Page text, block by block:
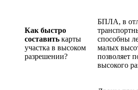
Как быстро
составить карты
участка в высоком
разрешении?
БПЛА, в
способны
малых
позволяет
высокого